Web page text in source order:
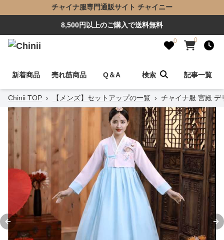
チャイナ服専門通販サイト チャイニー
8,500円以上のご購入で送料無料
0 0
新着商品 売れ筋商品 Q＆A 検索 記事一覧
Chinii TOP › 【メンズ】セットアップの一覧 › チャイナ服 宮殿 デ
Previous slide